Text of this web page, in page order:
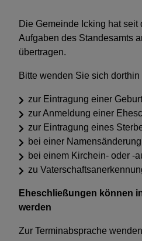
Die Gemeinde Icking hat
Aufgaben des Standesamts
übertragen.
Bitte wenden Sie sich dorthin
zur Eintragung einer Geburt
zur Anmeldung einer
zur Eintragung eines
bei einer Namensänderung
bei einem Kirchein- oder -
zu
Eheschließungen können
werden
Zur Terminabsprache